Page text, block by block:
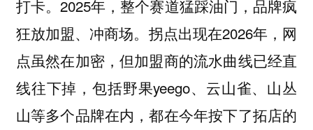
打卡。2025年，整个赛道猛踩油门，品牌疯
狂放加盟、冲商场。拐点出现在2026年，网
点虽然在加密，但加盟商的流水曲线已经直
线往下掉，包括野果yeego、云山雀、山丛
山等多个品牌在内，都在今年按下了拓店的